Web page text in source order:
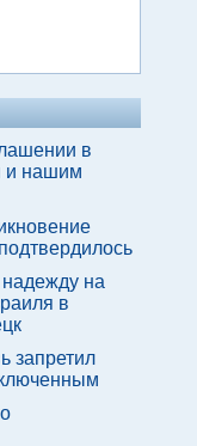
в
и нашим
на
в
запретил